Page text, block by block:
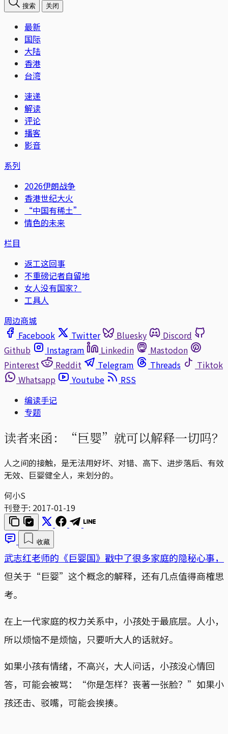
搜索 关闭
最新
国际
大陆
香港
台湾
速递
解读
评论
播客
影音
系列
2026伊朗战争
香港世纪大火
“中国有稀土”
情色的未来
栏目
返工这回事
不重磅记者自留地
女人没有国家？
工具人
周边商城
Facebook
Twitter Bluesky
Discord
Github
Instagram Linkedin
Mastodon
Pinterest
Reddit Telegram Threads
Tiktok
Whatsapp
Youtube
RSS
编读手记
专题
读者来函：“巨婴”就可以解释一切吗？
人之间的接触，是无法用好坏、对错、高下、进步落后、有效
无效、巨婴健全人，来划分的。
何小S
刊登于: 2017-01-19
收藏
武志红老师的《巨婴国》戳中了很多家庭的隐秘心事，
但关于“巨婴”这个概念的解释，还有几点值得商榷思
考。
在上一代家庭的权力关系中，小孩处于最底层。人小，
所以烦恼不是烦恼，只要听大人的话就好。
如果小孩有情绪，不高兴，大人问话，小孩没心情回
答，可能会被骂：“你是怎样？丧著一张脸？”如果小
孩还击、驳嘴，可能会挨揍。